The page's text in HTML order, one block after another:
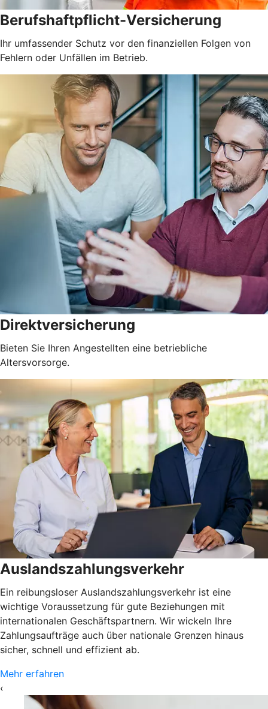
Berufshaftpflicht-Versicherung
Ihr umfassender Schutz vor den finanziellen Folgen von
Fehlern oder Unfällen im Betrieb.
Direktversicherung
Bieten Sie Ihren Angestellten eine betriebliche
Altersvorsorge.
Auslandszahlungsverkehr
Ein reibungsloser Auslandszahlungsverkehr ist eine
wichtige Voraussetzung für gute Beziehungen mit
internationalen Geschäftspartnern. Wir wickeln Ihre
Zahlungsaufträge auch über nationale Grenzen hinaus
sicher, schnell und effizient ab.
Mehr erfahren
‹